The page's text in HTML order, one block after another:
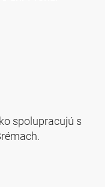
spolupracujú s